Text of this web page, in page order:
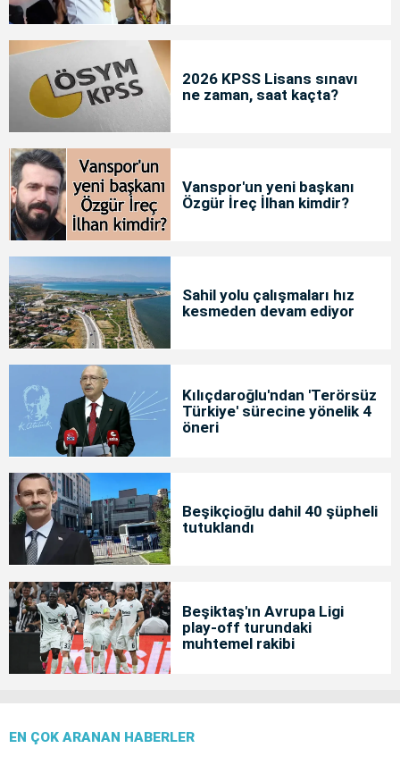
2026 KPSS Lisans sınavı
ne zaman, saat kaçta?
Vanspor'un yeni başkanı
Özgür İreç İlhan kimdir?
Sahil yolu çalışmaları hız
kesmeden devam ediyor
Kılıçdaroğlu'ndan 'Terörsüz
Türkiye' sürecine yönelik 4
öneri
Beşikçioğlu dahil 40 şüpheli
tutuklandı
Beşiktaş'ın Avrupa Ligi
play-off turundaki
muhtemel rakibi
EN ÇOK ARANAN HABERLER